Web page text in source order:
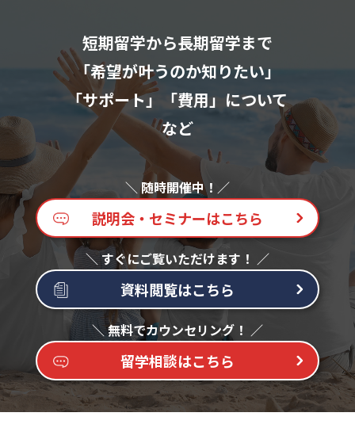
短期留学から長期留学まで
「希望が叶うのか知りたい」
「サポート」「費用」について
など
説明会・セミナーはこちら
資料閲覧はこちら
留学相談はこちら